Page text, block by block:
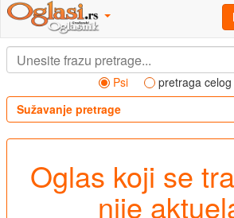
Psi
pretraga
Sužavanje pretrage
Oglas koji se
nije